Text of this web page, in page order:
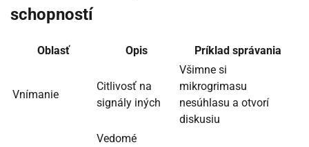
schopností
Oblasť Opis Príklad správania
Vnímanie
Citlivosť na
signály iných
Všimne si
mikrogrimasu
nesúhlasu a otvorí
diskusiu
Vedomé